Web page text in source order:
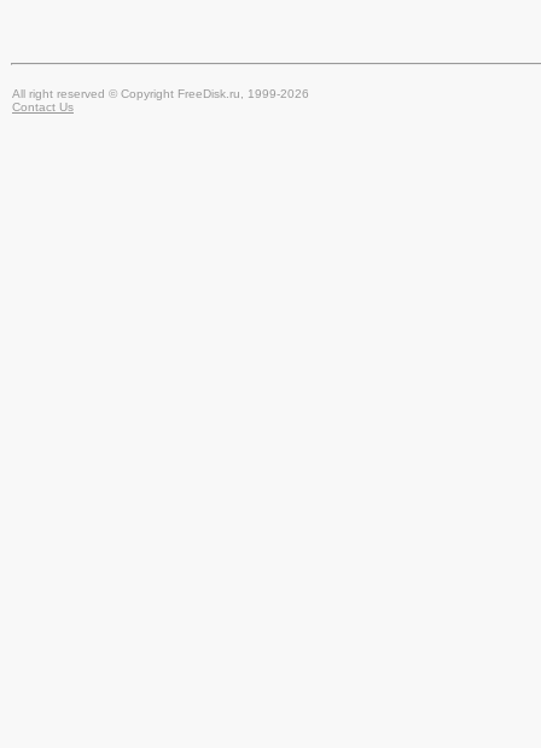
All right reserved © Copyright FreeDisk.ru, 1999-2026
Contact Us